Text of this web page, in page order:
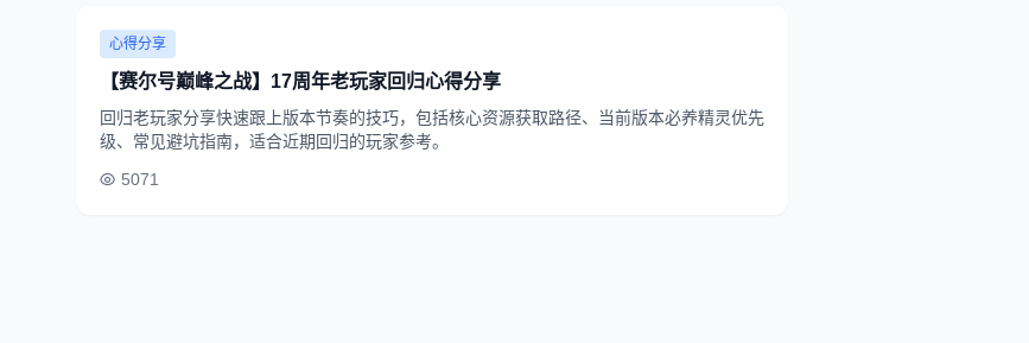
心得分享
【赛尔号巅峰之战】17周年老玩家回归心得分享
回归老玩家分享快速跟上版本节奏的技巧，包括核心资源获取路径、当前版本必养精灵优先
级、常见避坑指南，适合近期回归的玩家参考。
5071